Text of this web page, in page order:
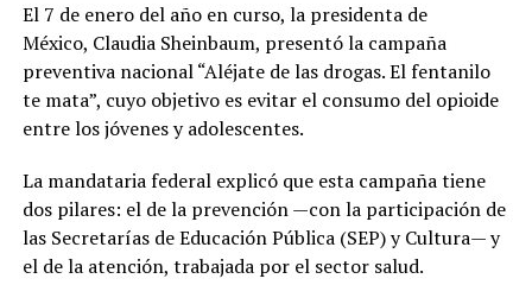
El 7 de enero del año en curso, la presidenta de
México, Claudia Sheinbaum, presentó la campaña
preventiva nacional “Aléjate de las drogas. El fentanilo
te mata”, cuyo objetivo es evitar el consumo del opioide
entre los jóvenes y adolescentes.
La mandataria federal explicó que esta campaña tiene
dos pilares: el de la prevención —con la participación de
las Secretarías de Educación Pública (SEP) y Cultura— y
el de la atención, trabajada por el sector salud.